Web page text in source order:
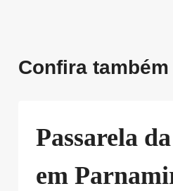
Confira também
Passarela
em